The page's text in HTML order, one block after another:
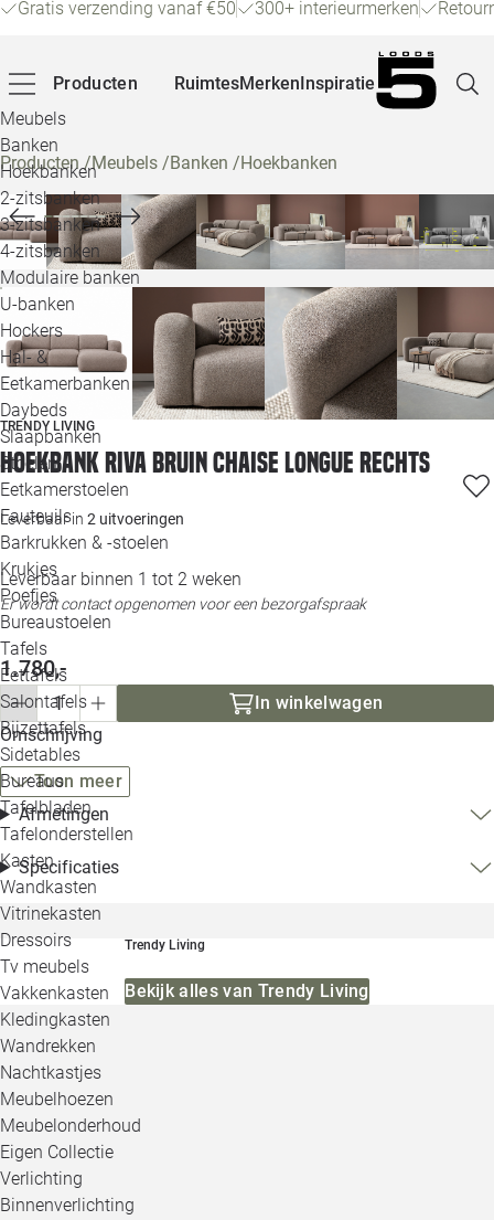
Gratis verzending vanaf €50 300+ interieurmerken
Producten
Meubels
Banken
Hoekbanken
2-zitsbanken
3-zitsbanken
4-zitsbanken
Modulaire banken
U-banken
Hockers
Hal- &
Eetkamerbanken
Daybeds
Slaapbanken
Stoelen
Eetkamerstoelen
Fauteuils
Barkrukken & -stoelen
Krukjes
Poefjes
Bureaustoelen
Tafels
Eettafels
Salontafels
Bijzettafels
Sidetables
Bureaus
Tafelbladen
Tafelonderstellen
Kasten
Wandkasten
Vitrinekasten
Dressoirs
Tv meubels
Vakkenkasten
Kledingkasten
Wandrekken
Nachtkastjes
Meubelhoezen
Meubelonderhoud
Eigen Collectie
Verlichting
Binnenverlichting
RuimtesMerkenInspiratie
Alle
Producten/Meubels /Banken /Hoekbanken
TRENDY LIVING
Hoekbank Riva Bruin Chaise Longue Rechts
Leverbaar in 2 uitvoeringen
Leverbaar binnen 1 tot 2 weken
Er wordt contact opgenomen voor een bezorgafspraak
1.780,-
In winkelwagen
Omschrijving
Toon meer
Afmetingen
Specificaties
Trendy Living
Bekijk alles van Trendy Living